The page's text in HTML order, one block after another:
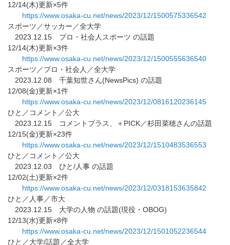
12/14(木)更新×5件
https://www.osaka-cu.net/news/2023/12/1500575336542
スポーツ／サッカー／全大学
2023.12.15 プロ・社会人スポーツ の話題
12/14(木)更新×3件
https://www.osaka-cu.net/news/2023/12/1500555636540
スポーツ／プロ・社会人／全大学
2023.12.08 千葉知世さん(NewsPics) の話題
12/08(金)更新×1件
https://www.osaka-cu.net/news/2023/12/0816120236145
ひと／コメント／公大
2023.12.15 コメントプラス、＋PICK／杉田菜穂さんの話題
12/15(金)更新×23件
https://www.osaka-cu.net/news/2023/12/1510483536553
ひと／コメント／公大
2023.12.03 ひと/人事 の話題
12/02(土)更新×2件
https://www.osaka-cu.net/news/2023/12/0318153635842
ひと／人事／市大
2023.12.15 大学の人物 の話題(現役・OBOG)
12/13(水)更新×8件
https://www.osaka-cu.net/news/2023/12/1501052236544
ひと／大学/話題／全大学